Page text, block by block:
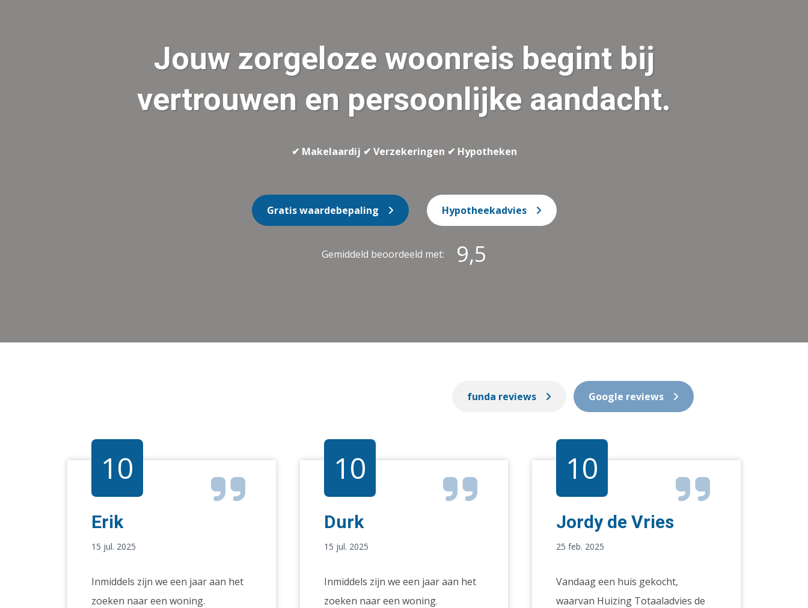
Jouw zorgeloze woonreis begint bij
vertrouwen en persoonlijke aandacht.
✔ Makelaardij ✔ Verzekeringen ✔ Hypotheken
Gratis waardebepaling Hypotheekadvies
Gemiddeld beoordeeld met: 9,5
funda reviews Google reviews
10
Erik
15 jul. 2025
Inmiddels zijn we een jaar aan het
zoeken naar een woning.
10
Durk
15 jul. 2025
Inmiddels zijn we een jaar aan het
zoeken naar een woning.
10
Jordy de Vries
25 feb. 2025
Vandaag een huis gekocht,
waarvan Huizing Totaaladvies de